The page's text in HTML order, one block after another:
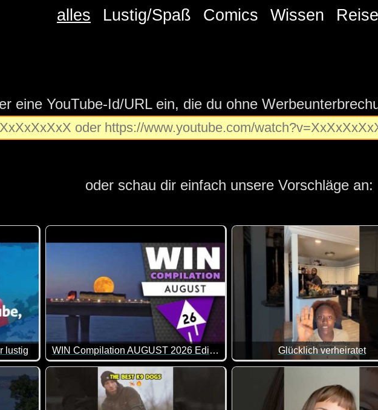
alles Lustig/Spaß Comics Wissen
eine YouTube-Id/URL ein, die du ohne
oder schau dir einfach unsere Vorschläge an:
lustig
auf #Youtube - und in dieser Zeit ist längst nicht immer alles nach Plan gelaufen.
WIN Compilation AUGUST 2026 Edition
64 der besten Video-Clips des Monats Juli in 14 Minuten. Wirklich coole
Glücklich verheiratet